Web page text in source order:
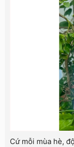
Cứ mỗi mùa hè,